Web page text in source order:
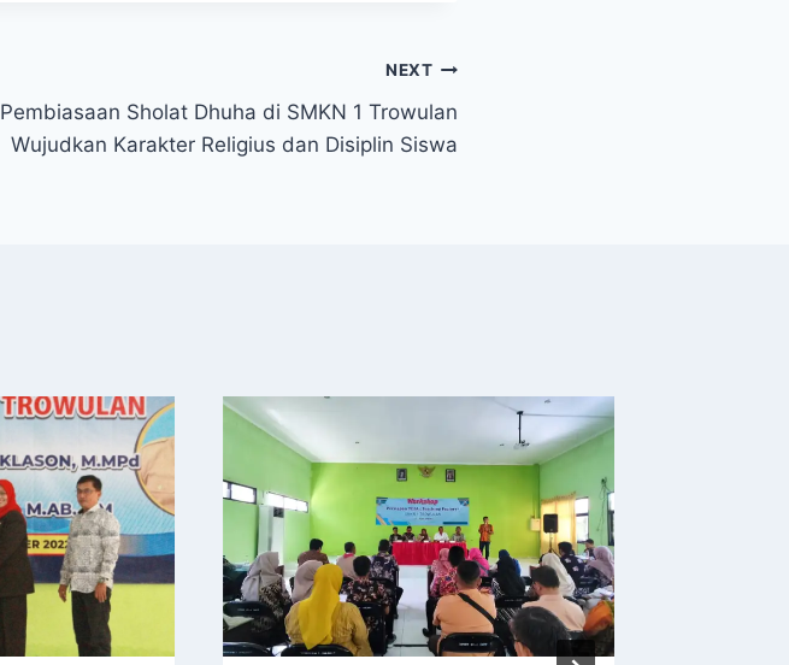
NEXT
Pembiasaan Sholat Dhuha di SMKN 1 Trowulan
Wujudkan Karakter Religius dan Disiplin Siswa